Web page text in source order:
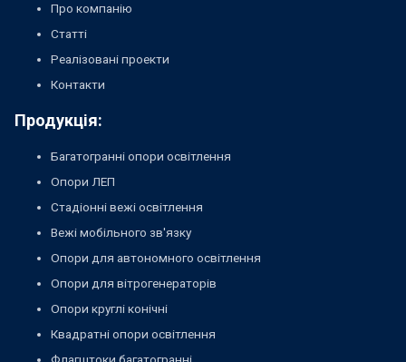
Про компанію
Статті
Реалізовані проекти
Контакти
Продукція:
Багатогранні опори освітлення
Опори ЛЕП
Стадіонні вежі освітлення
Вежі мобільного зв'язку
Опори для автономного освітлення
Опори для вітрогенераторів
Опори круглі конічні
Квадратні опори освітлення